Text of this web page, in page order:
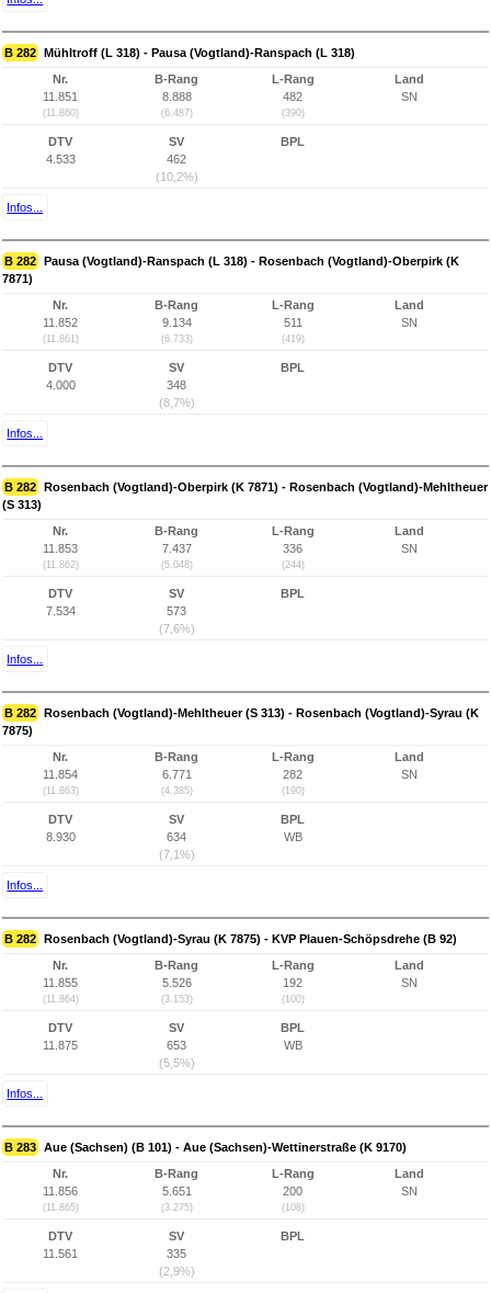
B 282 Mühltroff (L 318) - Pausa (Vogtland)-Ranspach (L 318)
Nr.
11.851
(11.860)
B-Rang
8.888
(6.487)
L-Rang
482
(390)
Land
SN
DTV
4.533
SV
462
(10,2%)
BPL
Infos...
B 282 Pausa (Vogtland)-Ranspach (L 318) - Rosenbach (Vogtland)-Oberpirk (K
7871)
Nr.
11.852
(11.861)
B-Rang
9.134
(6.733)
L-Rang
511
(419)
Land
SN
DTV
4.000
SV
348
(8,7%)
BPL
Infos...
B 282 Rosenbach (Vogtland)-Oberpirk (K 7871) - Rosenbach (Vogtland)-Mehltheuer
(S 313)
Nr.
11.853
(11.862)
B-Rang
7.437
(5.048)
L-Rang
336
(244)
Land
SN
DTV
7.534
SV
573
(7,6%)
BPL
Infos...
B 282 Rosenbach (Vogtland)-Mehltheuer (S 313) - Rosenbach (Vogtland)-Syrau (K
7875)
Nr.
11.854
(11.863)
B-Rang
6.771
(4.385)
L-Rang
282
(190)
Land
SN
DTV
8.930
SV
634
(7,1%)
BPL
WB
Infos...
B 282 Rosenbach (Vogtland)-Syrau (K 7875) - KVP Plauen-Schöpsdrehe (B 92)
Nr.
11.855
(11.864)
B-Rang
5.526
(3.153)
L-Rang
192
(100)
Land
SN
DTV
11.875
SV
653
(5,5%)
BPL
WB
Infos...
B 283 Aue (Sachsen) (B 101) - Aue (Sachsen)-Wettinerstraße (K 9170)
Nr.
11.856
(11.865)
B-Rang
5.651
(3.275)
L-Rang
200
(108)
Land
SN
DTV
11.561
SV
335
(2,9%)
BPL